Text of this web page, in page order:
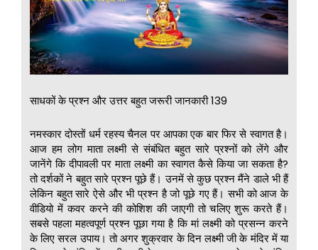
साधकों के प्रश्न और उत्तर बहुत जरूरी जानकारी 139
नमस्कार दोस्तों धर्म रहस्य चैनल पर आपका एक बार फिर से स्वागत है।
आज हम लोग माता लक्ष्मी से संबंधित बहुत सारे प्रश्नों को लेंगे और
जानेंगे कि दीपावली पर माता लक्ष्मी का स्वागत कैसे किया जा सकता है?
तो दर्शकों ने बहुत सारे प्रश्न पूछे हैं। उनमें से कुछ प्रश्न मैंने डाले भी हैं
लेकिन बहुत सारे ऐसे और भी प्रश्न है जो पूछे गए हैं। सभी को आज के
वीडियो में कवर करने की कोशिश की जाएगी तो चलिए शुरू करते हैं।
सबसे पहला महत्वपूर्ण प्रश्न पूछा गया है कि मां लक्ष्मी को प्रसन्न करने
के लिए सरल उपाय। तो अगर शुक्रवार के दिन लक्ष्मी जी के मंदिर में या